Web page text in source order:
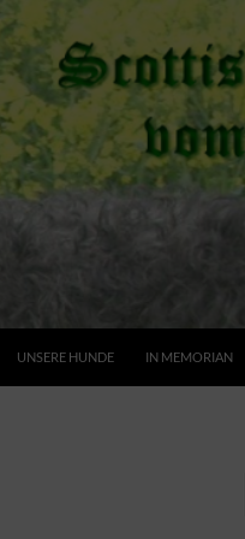
UNSERE HUNDE IN MEMORIAN